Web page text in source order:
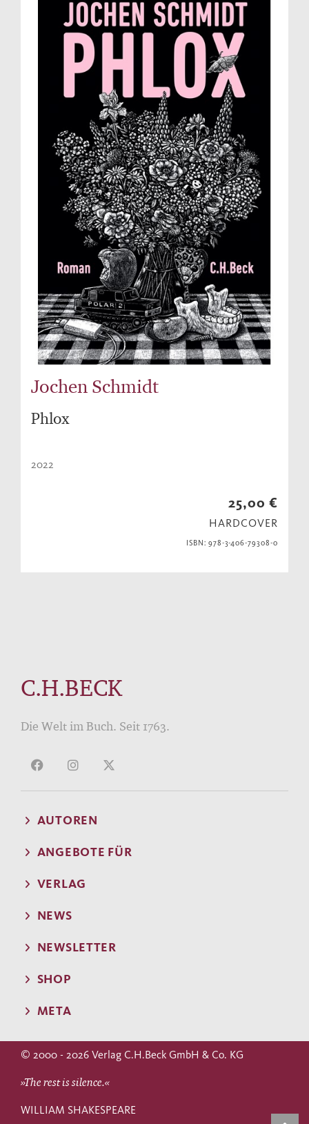
Jochen Schmidt
Phlox
2022
25,00 €
HARDCOVER
ISBN: 978-3-406-79308-0
C.H.BECK
Die Welt im Buch. Seit 1763.
AUTOREN
ANGEBOTE FÜR
VERLAG
NEWS
NEWSLETTER
SHOP
META
© 2000 - 2026 Verlag C.H.Beck GmbH & Co. KG
»The rest is silence.«
WILLIAM SHAKESPEARE